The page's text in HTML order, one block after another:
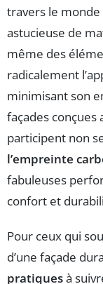
travers le
astucieuse de
même des
radicalement
minimisant son
façades conçues
participent non
l’empreinte
fabuleuses
confort et
Pour ceux qui
d’une façade
pratiquesà